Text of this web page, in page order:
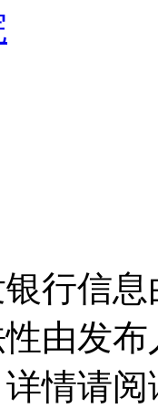
银行信
由发
情请